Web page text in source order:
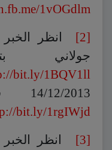
1vOGdlm
[2]
انظر
جولاني بتاريخ
bit.ly/1BQV1ll
14/12/2013 في نفس الشأن:
bit.ly/1rgIWjd
[3]
انظر